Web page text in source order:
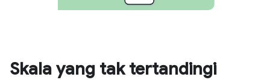
Skala yang tak tertandingi